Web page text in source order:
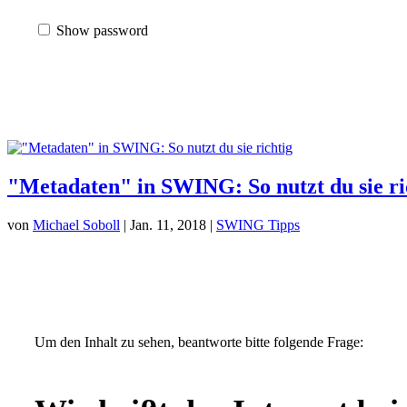
Show password
"Metadaten" in SWING: So nutzt du sie
von Michael Soboll | Jan. 11, 2018 | SWING Tipps
Um den Inhalt zu sehen, beantworte bitte folgende Frage: